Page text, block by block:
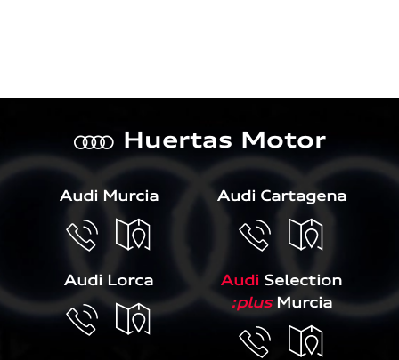
a Huertas Motor
Audi Murcia Audi Cartagena
Audi Lorca Audi Selection
:plusMurcia